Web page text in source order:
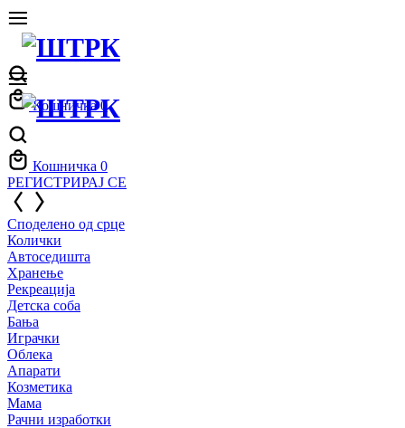
Кошничка 0
Кошничка 0
РЕГИСТРИРАЈ СЕ
Споделено од срце
Колички
Автоседишта
Хранење
Рекреација
Детска соба
Бања
Играчки
Облека
Апарати
Козметика
Мама
Рачни изработки